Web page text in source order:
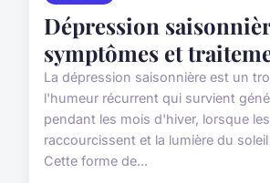
Dépression
symptômes et
La dépression saisonnière est un
l'humeur récurrent qui survient
pendant les mois d'hiver, lorsque
raccourcissent et la lumière du
Cette forme de...